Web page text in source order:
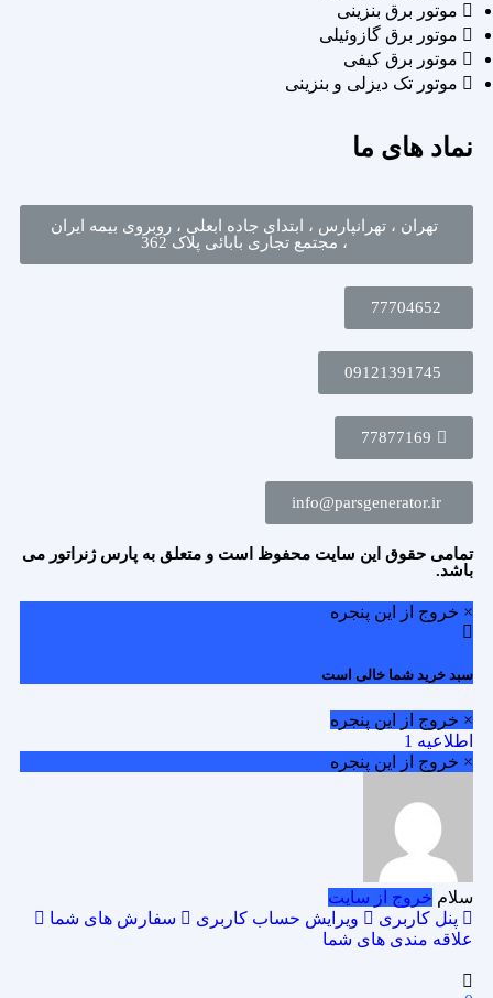
موتور برق بنزینی
موتور برق گازوئیلی
موتور برق کیفی
موتور تک دیزلی و بنزینی
نماد های ما
تهران ، تهرانپارس ، ابتدای جاده ابعلی ، روبروی بیمه ایران
، مجتمع تجاری بابائی پلاک 362
77704652
09121391745
77877169
info@parsgenerator.ir
تمامی حقوق این سایت محفوظ است و متعلق به پارس ژنراتور می
باشد.
× خروج از این پنجره
سبد خرید شما خالی است
× خروج از این پنجره
اطلاعیه 1
× خروج از این پنجره
سلام خروج از سایت
پنل کاربری
ویرایش حساب کاربری
سفارش های شما
علاقه مندی های شما